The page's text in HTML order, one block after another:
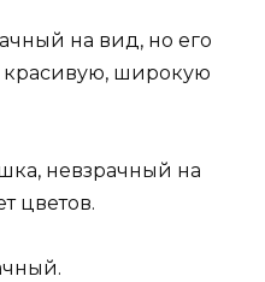
на вид, но его
красивую, широкую
невзрачный на
цветов.